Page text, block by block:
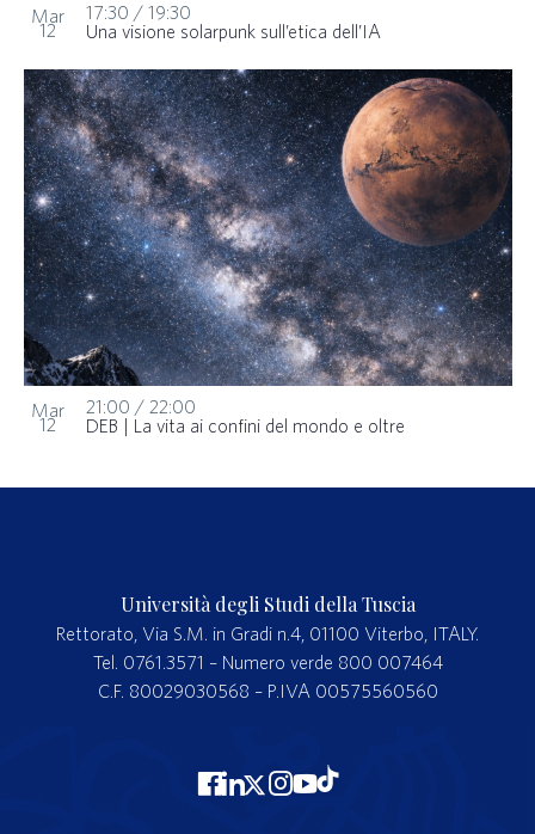
Mar
12 Una visione solarpunk sull’etica dell’IA
17:30 / 19:30
Mar
12 DEB | La vita ai confini del mondo e oltre
21:00 / 22:00
Università degli Studi della Tuscia
Rettorato, Via S.M. in Gradi n.4, 01100 Viterbo, ITALY.
Tel. 0761.3571 – Numero verde 800 007464
C.F. 80029030568 – P.IVA 00575560560